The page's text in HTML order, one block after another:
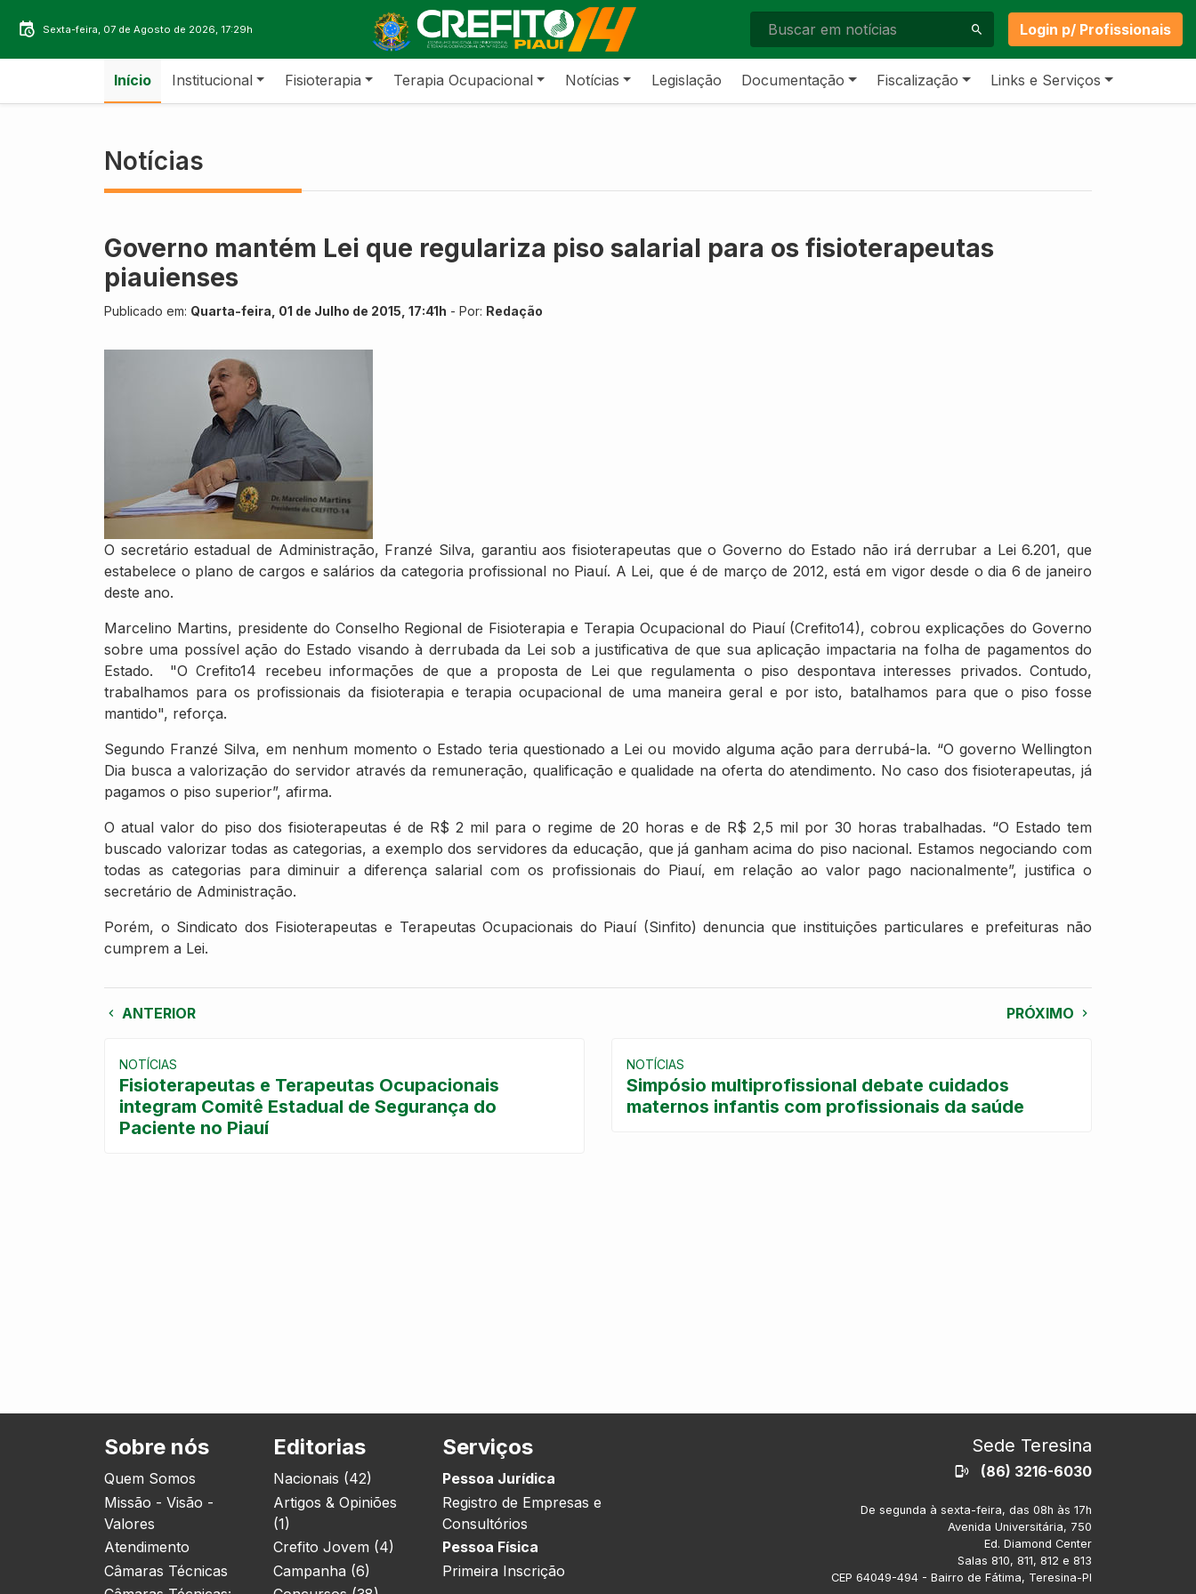
Sexta-feira, 07 de Agosto de 2026, 17:29h Login p/ Profissionais
Início Institucional Fisioterapia Terapia Ocupacional Notícias Legislação Documentação Fiscalização Links e Serviços
Notícias
Governo mantém Lei que regulariza piso salarial para os fisioterapeutas
piauienses
Publicado em: Quarta-feira, 01 de Julho de 2015, 17:41h - Por: Redação
O secretário estadual de Administração, Franzé Silva, garantiu aos fisioterapeutas que o Governo do Estado não irá derrubar a Lei 6.201, que
estabelece o plano de cargos e salários da categoria profissional no Piauí. A Lei, que é de março de 2012, está em vigor desde o dia 6 de janeiro
deste ano.
Marcelino Martins, presidente do Conselho Regional de Fisioterapia e Terapia Ocupacional do Piauí (Crefito14), cobrou explicações do Governo
sobre uma possível ação do Estado visando à derrubada da Lei sob a justificativa de que sua aplicação impactaria na folha de pagamentos do
Estado. "O Crefito14 recebeu informações de que a proposta de Lei que regulamenta o piso despontava interesses privados. Contudo,
trabalhamos para os profissionais da fisioterapia e terapia ocupacional de uma maneira geral e por isto, batalhamos para que o piso fosse
mantido", reforça.
Segundo Franzé Silva, em nenhum momento o Estado teria questionado a Lei ou movido alguma ação para derrubá-la. “O governo Wellington
Dia busca a valorização do servidor através da remuneração, qualificação e qualidade na oferta do atendimento. No caso dos fisioterapeutas, já
pagamos o piso superior”, afirma.
O atual valor do piso dos fisioterapeutas é de R$ 2 mil para o regime de 20 horas e de R$ 2,5 mil por 30 horas trabalhadas. “O Estado tem
buscado valorizar todas as categorias, a exemplo dos servidores da educação, que já ganham acima do piso nacional. Estamos negociando com
todas as categorias para diminuir a diferença salarial com os profissionais do Piauí, em relação ao valor pago nacionalmente”, justifica o
secretário de Administração.
Porém, o Sindicato dos Fisioterapeutas e Terapeutas Ocupacionais do Piauí (Sinfito) denuncia que instituições particulares e prefeituras não
cumprem a Lei.
ANTERIOR PRÓXIMO
NOTÍCIAS
Fisioterapeutas e Terapeutas Ocupacionais
integram Comitê Estadual de Segurança do
Paciente no Piauí
NOTÍCIAS
Simpósio multiprofissional debate cuidados
maternos infantis com profissionais da saúde
Sobre nós
Quem Somos
Missão - Visão -
Valores
Atendimento
Câmaras Técnicas
Editorias
Nacionais (42)
Artigos & Opiniões
(1)
Crefito Jovem (4)
Campanha (6)
Serviços
Pessoa Jurídica
Registro de Empresas e
Consultórios
Pessoa Física
Primeira Inscrição
Sede Teresina
(86) 3216-6030
De segunda à sexta-feira, das 08h às 17h
Avenida Universitária, 750
Ed. Diamond Center
Salas 810, 811, 812 e 813
CEP 64049-494 - Bairro de Fátima, Teresina-PI